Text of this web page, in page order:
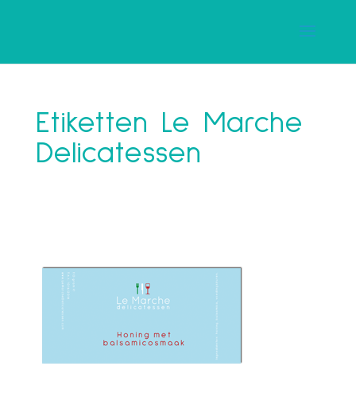
Etiketten Le Marche
Delicatessen